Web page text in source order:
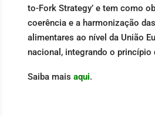
to-Fork Strategy’ e tem como
coerência e a harmonização
alimentares ao nível da União
nacional, integrando o princípio
Saiba mais aqui.